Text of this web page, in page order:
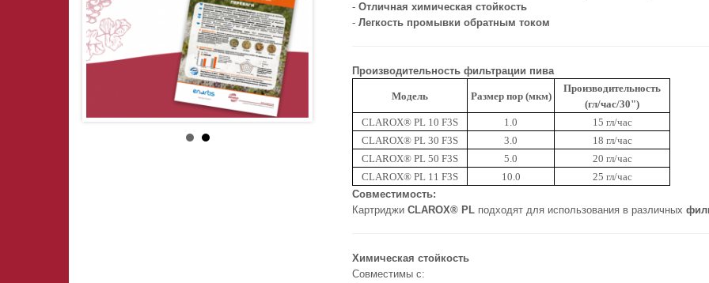
- Отличная химическая стойкость
- Легкость промывки обратным током
Производительность фильтрации пива
Модель Размер пор (мкм)
Производительность
(гл/час/30")
CLAROX® PL 10 F3S
1.0
15 гл/час
CLAROX® PL 30 F3S
3.0
18 гл/час
CLAROX® PL 50 F3S
5.0
20 гл/час
CLAROX® PL 11 F3S
10.0
25 гл/час
Совместимость:
Картриджи CLAROX® PL подходят для использования в различных
Химическая стойкость
Совместимы с: